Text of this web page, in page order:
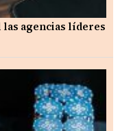
agencias líderes